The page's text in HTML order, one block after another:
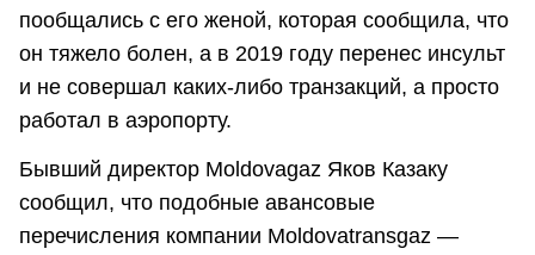
пообщались с его женой, которая сообщила, что
он тяжело болен, а в 2019 году перенес инсульт
и не совершал каких-либо транзакций, а просто
работал в аэропорту.
Бывший директор Moldovagaz Яков Казаку
сообщил, что подобные авансовые
перечисления компании Moldovatransgaz —